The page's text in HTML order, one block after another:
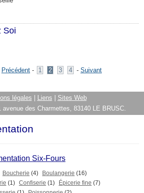
Soi
Précédent - 1 2 3 4 - Suivant
légales Liens
Sites Web
des Charmettes, 83140 LE BRUSC.
Six-Fours
Boucherie (4) Boulangerie (16)
(1) Confiserie (1) Épicerie fine (7)